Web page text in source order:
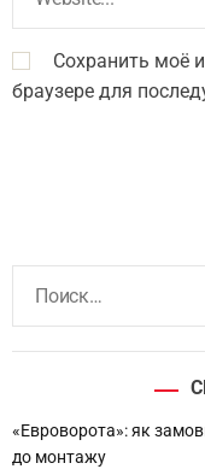
Сохранить моё
браузере для
:«Евроворота»: як
до монтажу